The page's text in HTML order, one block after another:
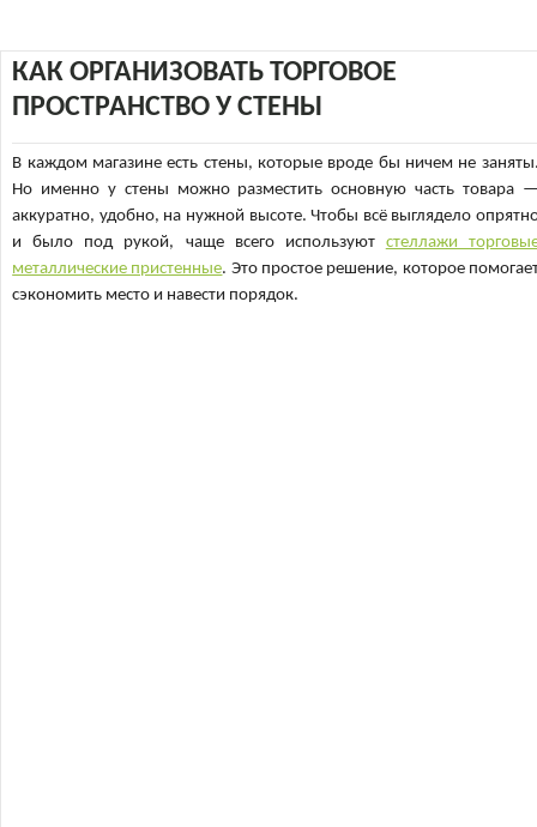
КАК ОРГАНИЗОВАТЬ ТОРГОВОЕ
ПРОСТРАНСТВО У СТЕНЫ
В каждом магазине есть стены, которые вроде бы ничем не
Но именно у стены можно разместить основную часть товара
аккуратно, удобно, на нужной высоте. Чтобы всё выглядело
и было под рукой, чаще всего используют стеллажи
металлические пристенные. Это простое решение, которое
сэкономить место и навести порядок.